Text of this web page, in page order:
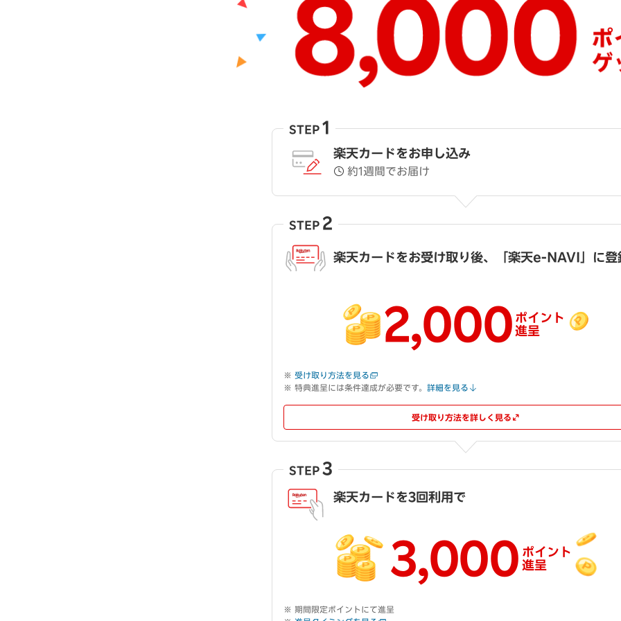
STEP 1
楽天カードをお申し込み
約1週間でお届け
STEP 2
楽天カードをお受け取り後、 「楽天e-NAVI」に登
2,000 ポイント
進呈
受け取り方法を見る
特典進呈には条件達成が必要です。 詳細を見る
受け取り方法を詳しく見る
STEP 3
楽天カードを3回利用で
3,000 ポイント
進呈
期間限定ポイントにて進呈